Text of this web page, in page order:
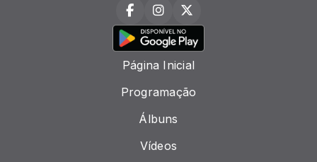
Página Inicial
Programação
Álbuns
Vídeos